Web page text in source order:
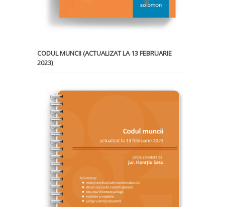
CODUL MUNCII (ACTUALIZAT LA 13 FEBRUARIE
2023)